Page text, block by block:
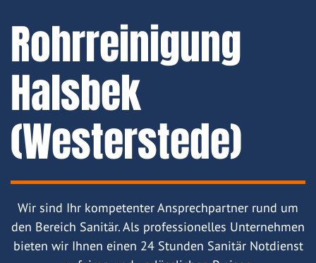
Rohrreinigung
Halsbek
(Westerstede)
Wir sind Ihr kompetenter Ansprechpartner rund um
den Bereich Sanitär. Als professionelles Unternehmen
bieten wir Ihnen einen 24 Stunden Sanitär Notdienst